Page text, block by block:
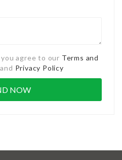
agree to our Terms and
and Privacy Policy